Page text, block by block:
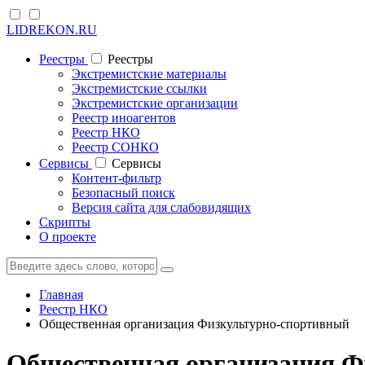
LIDREKON.RU
Реестры
Реестры
Экстремистские материалы
Экстремистские ссылки
Экстремистские организации
Реестр иноагентов
Реестр НКО
Реестр СОНКО
Cервисы
Cервисы
Контент-фильтр
Безопасный поиск
Версия сайта для слабовидящих
Скрипты
О проекте
Главная
Реестр НКО
Общественная организация Физкультурно-спортивный